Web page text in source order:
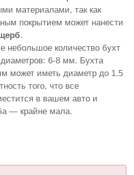
материалами, так как
покрытием может нанести
.
небольшое количество бухт
6-8 мм. Бухта
может иметь диаметр до 1.5
того, что все
в вашем авто и
— крайне мала.